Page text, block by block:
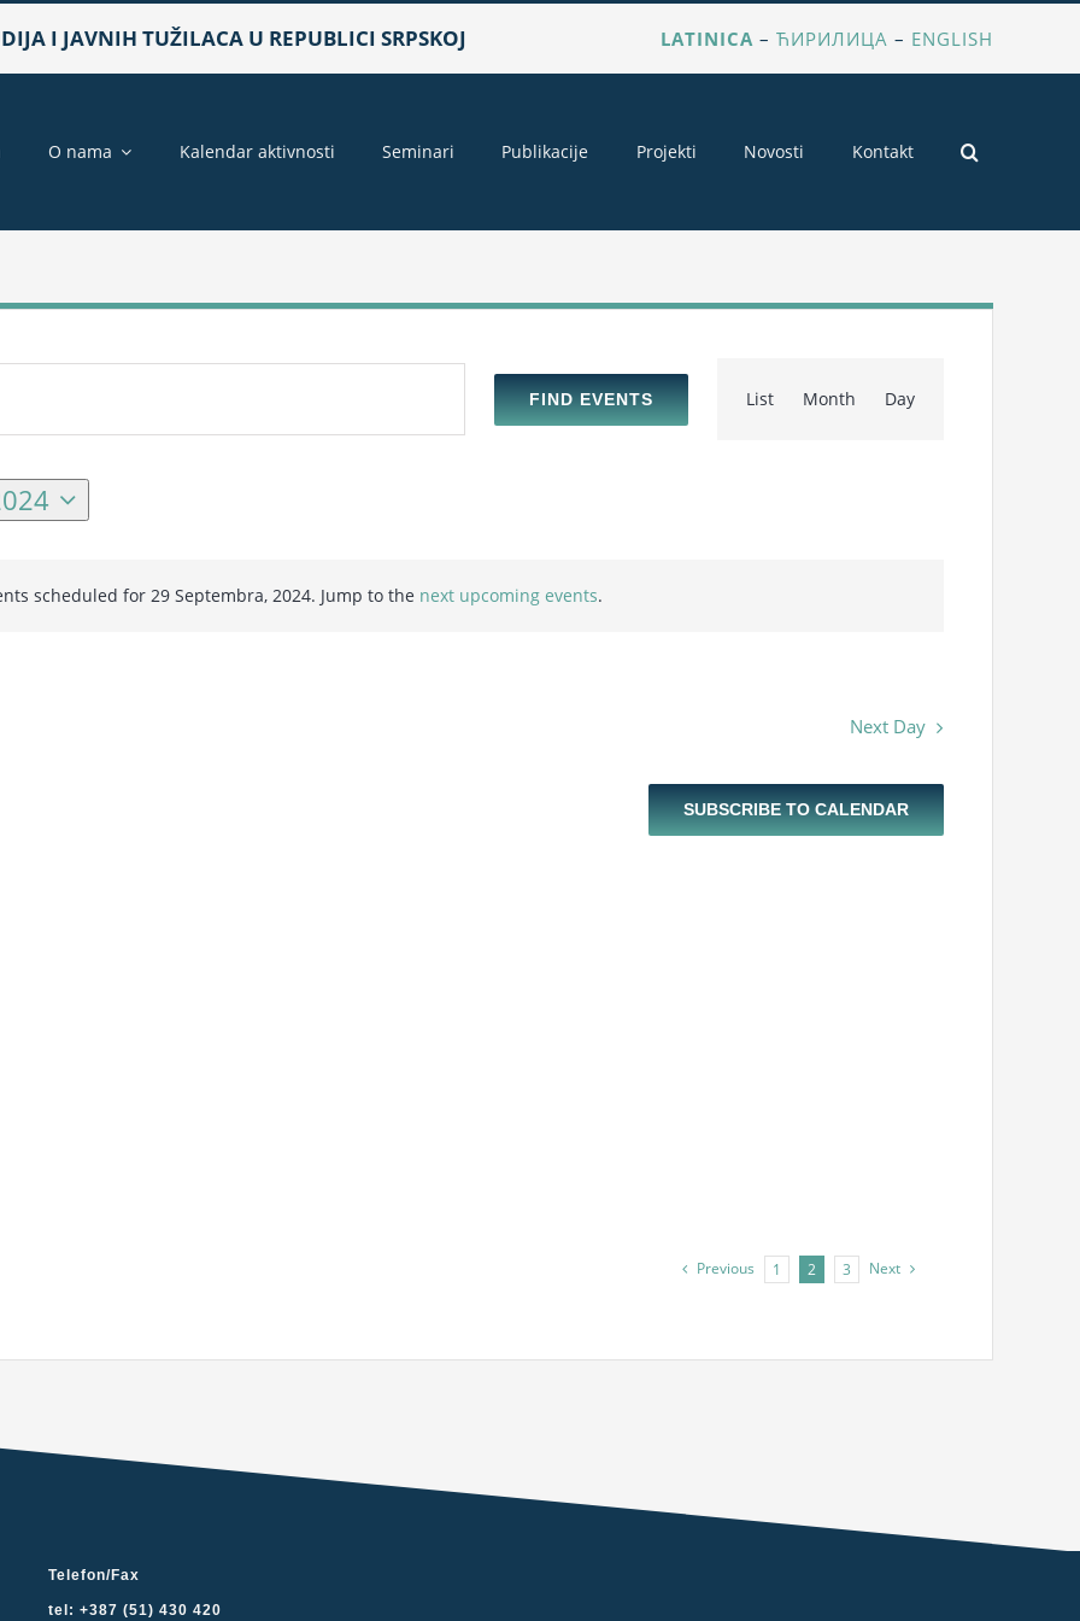
I JAVNIH TUŽILACA U REPUBLICI SRPSKOJ LATINICA –ЋИРИЛИЦА – ENGLISH
O nama Kalendar aktivnosti Seminari Publikacije Projekti Novosti Kontakt
Notice
scheduled for 29 Septembra, 2024. Jump to the next upcoming events.
FIND EVENTS
Views
List Month Day
Next Day
SUBSCRIBE TO CALENDAR
Previous 1 2 3 Next
Telefon/Fax
tel: +387 (51) 430 420